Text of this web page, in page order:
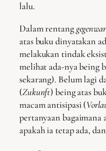
lalu.
Dalam rentang
atas buku dinyatakan
melakukan tindak
melihat ada-nya being
sekarang). Belum lagi
(Zukunft) being atas
macam antisipasi (
pertanyaan bagaimana
apakah ia tetap ada,